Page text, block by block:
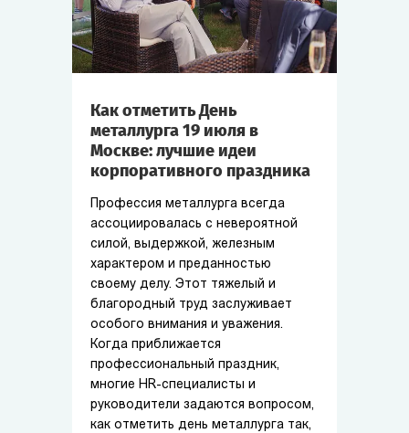
Как отметить День
металлурга 19 июля в
Москве: лучшие идеи
корпоративного праздника
Профессия металлурга всегда
ассоциировалась с невероятной
силой, выдержкой, железным
характером и преданностью
своему делу. Этот тяжелый и
благородный труд заслуживает
особого внимания и уважения.
Когда приближается
профессиональный праздник,
многие HR-специалисты и
руководители задаются вопросом,
как отметить день металлурга так,